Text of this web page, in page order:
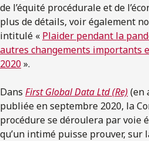
de l’équité procédurale et de
plus de détails, voir également
intitulé « Plaider pendant la
autres changements importants
2020».
Dans First Global Data Ltd (Re) (en
publiée en septembre 2020, la
procédure se déroulera par voie
qu’un intimé puisse prouver, sur